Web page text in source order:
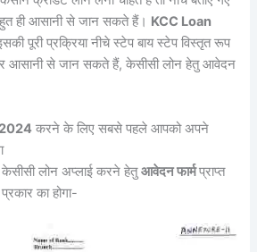
ही आसानी से जान सकते हैं। KCC Loan
पूरी प्रक्रिया नीचे स्टेप बाय स्टेप विस्तृत रूप
आसानी से जान सकते हैं, केसीसी लोन हेतु आवेदन
करने के लिए सबसे पहले आपको अपने
लोन अप्लाई करने हेतुआवेदन फार्मप्राप्त
का होगा-